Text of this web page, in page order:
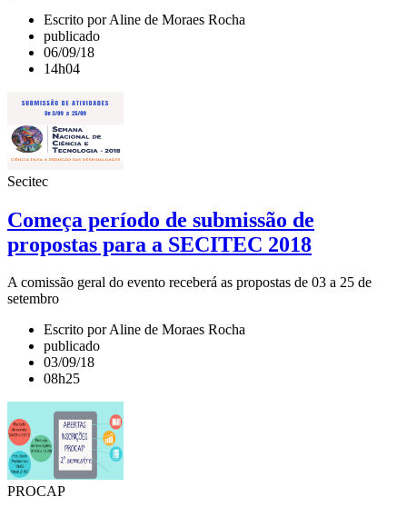
Escrito por Aline de Moraes Rocha
publicado
06/09/18
14h04
Secitec
Começa período de submissão de
propostas para a SECITEC 2018
A comissão geral do evento receberá as propostas de 03 a 25 de
setembro
Escrito por Aline de Moraes Rocha
publicado
03/09/18
08h25
PROCAP